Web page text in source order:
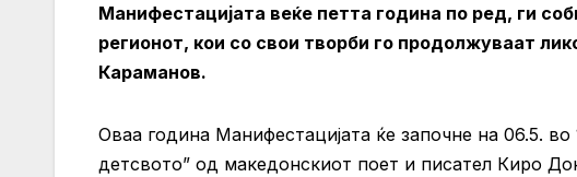
Манифестацијата веќе петта година по ред, ги
регионот, кои со свои творби го продолжуваат
Караманов.
Оваа година Манифестацијата ќе започне на 06.5.
детсвото” од македонскиот поет и писател Киро